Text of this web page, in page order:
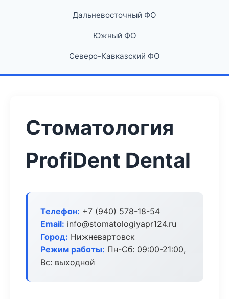
Дальневосточный ФО
Южный ФО
Северо-Кавказский ФО
Стоматология
ProfiDent Dental
Телефон: +7 (940) 578-18-54
Email: info@stomatologiyapr124.ru
Город: Нижневартовск
Режим работы: Пн-Сб: 09:00-21:00,
Вс: выходной